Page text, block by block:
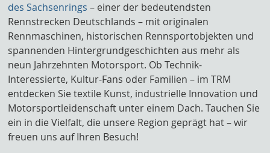
des Sachsenrings – einer der bedeutendsten
Rennstrecken Deutschlands – mit originalen
Rennmaschinen, historischen Rennsportobjekten und
spannenden Hintergrundgeschichten aus mehr als
neun Jahrzehnten Motorsport. Ob Technik-
Interessierte, Kultur-Fans oder Familien – im TRM
entdecken Sie textile Kunst, industrielle Innovation und
Motorsportleidenschaft unter einem Dach. Tauchen Sie
ein in die Vielfalt, die unsere Region geprägt hat – wir
freuen uns auf Ihren Besuch!